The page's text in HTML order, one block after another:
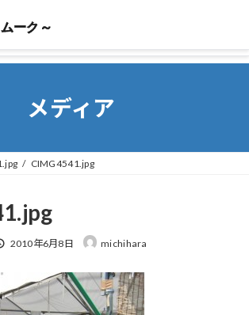
ーク～
ーク～
メディア
CIMG4541.jpg
最
日
時
2010年6月8日 michihara